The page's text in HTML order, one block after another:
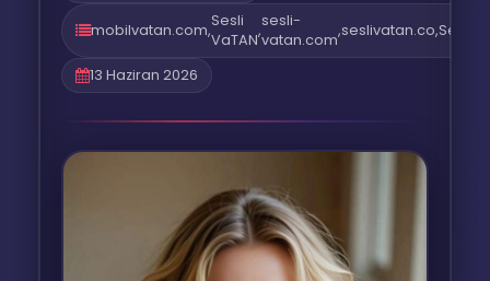
mobilvatan.com,
Sesli
VaTAN
,
sesli-
vatan.com
,seslivatan.co,
13 Haziran 2026